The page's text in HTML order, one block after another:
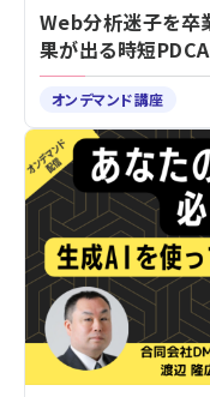
Web分析迷子を
果が出る時短
オンデマンド講座